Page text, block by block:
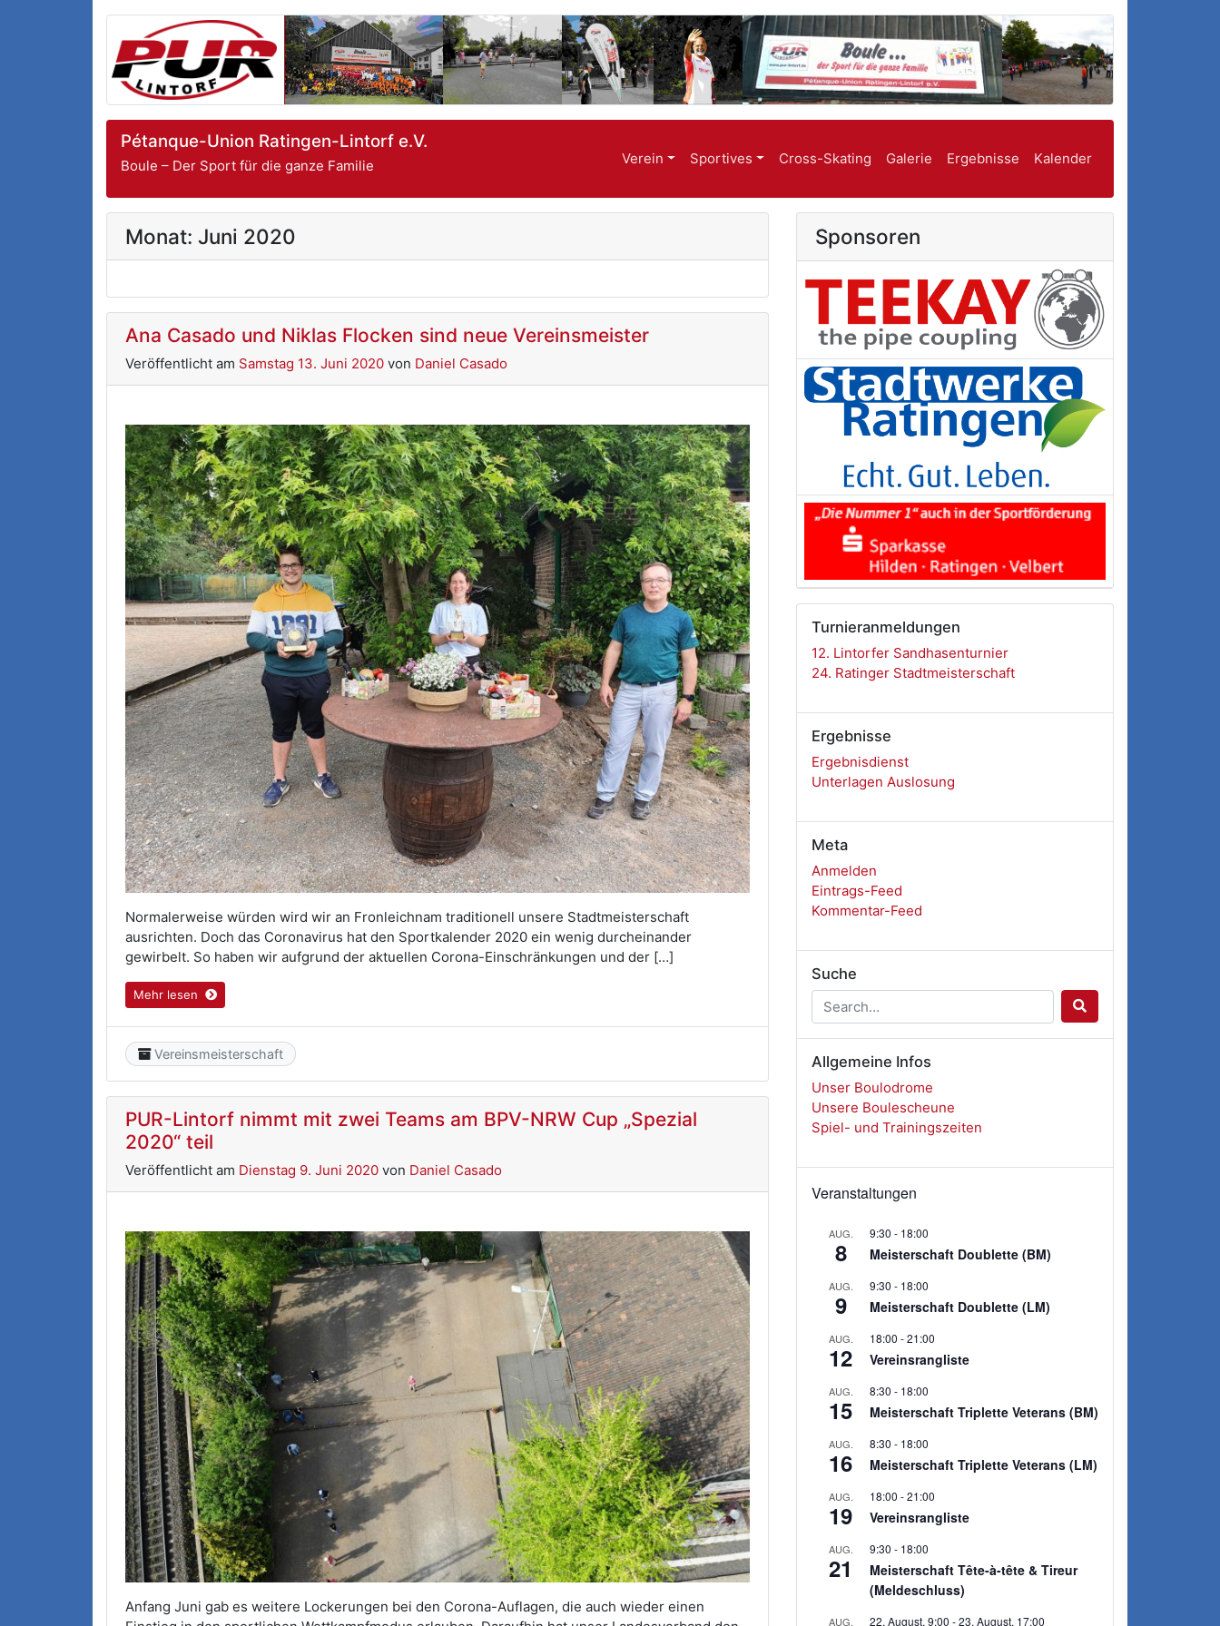
Pétanque-Union Ratingen-Lintorf e.V.
Boule – Der Sport für die ganze Familie Verein Sportives Cross-Skating Galerie Ergebnisse Kalender
Monat: Juni 2020
Ana Casado und Niklas Flocken sind neue Vereinsmeister
Veröffentlicht am Samstag 13. Juni 2020 von Daniel Casado
Normalerweise würden wird wir an Fronleichnam traditionell unsere Stadtmeisterschaft
ausrichten. Doch das Coronavirus hat den Sportkalender 2020 ein wenig durcheinander
gewirbelt. So haben wir aufgrund der aktuellen Corona-Einschränkungen und der […]
Mehr lesen
Category
Vereinsmeisterschaft
PUR-Lintorf nimmt mit zwei Teams am BPV-NRW Cup „Spezial
2020“ teil
Veröffentlicht am Dienstag 9. Juni 2020 von Daniel Casado
Anfang Juni gab es weitere Lockerungen bei den Corona-Auflagen, die auch wieder einen
Sponsoren
Turnieranmeldungen
12. Lintorfer Sandhasenturnier
24. Ratinger Stadtmeisterschaft
Ergebnisse
Ergebnisdienst
Unterlagen Auslosung
Meta
Anmelden
Eintrags-Feed
Kommentar-Feed
Suche
Allgemeine Infos
Unser Boulodrome
Unsere Boulescheune
Spiel- und Trainingszeiten
Veranstaltungen
AUG.
8
9:30 - 18:00
Meisterschaft Doublette (BM)
AUG.
9
9:30 - 18:00
Meisterschaft Doublette (LM)
AUG.
12
18:00 -21:00
Vereinsrangliste
AUG.
15
8:30 - 18:00
Meisterschaft Triplette Veterans (BM)
AUG.
16
8:30 - 18:00
Meisterschaft Triplette Veterans (LM)
AUG.
19
18:00 -21:00
Vereinsrangliste
AUG.
21
9:30 - 18:00
Meisterschaft Tête-à-tête & Tireur
(Meldeschluss)
AUG. 22. August, 9:00 -23. August, 17:00